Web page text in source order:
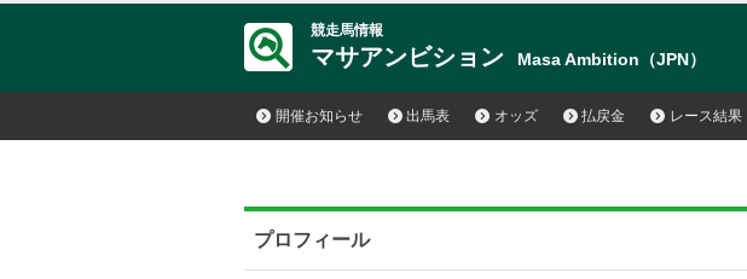
競走馬情報
マサアンビション Masa Ambition（JPN）
開催お知らせ 出馬表 オッズ 払戻金 レース結果
プロフィール